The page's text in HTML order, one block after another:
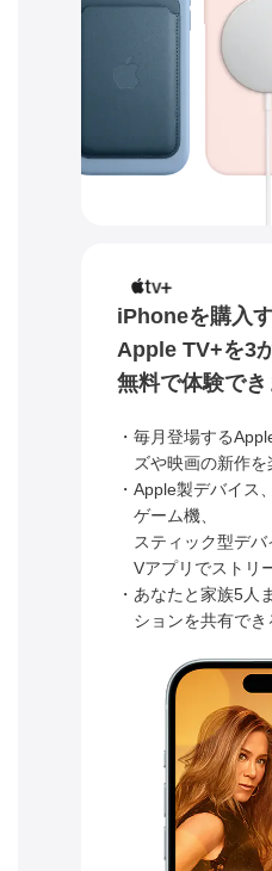
iPhoneを購入す
Apple TV+を3
無料で体験でき
・毎月登場する
ズや映画の新作を
・Apple製デバイス
ゲーム機、
スティック型デ
Vアプリでストリ
・あなたと家族5人
ションを共有でき